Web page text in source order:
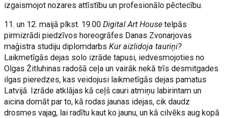
izgaismojot nozares attīstību un profesionālo pēctecību.
11. un 12. maijā plkst. 19.00Digital Art Housetelpās
pirmizrādi piedzīvos horeogrāfes Danas Zvonarjovas
maģistra studiju diplomdarbsKur aizlidoja tauriņi?
Laikmetīgās dejas solo izrāde tapusi, iedvesmojoties no
Olgas Žitluhinas radošā ceļa un vairāk nekā trīs desmitgades
ilgas pieredzes, kas veidojusi laikmetīgās dejas pamatus
Latvijā. Izrāde atklājas kā ceļš cauri atmiņu labirintam un
aicina domāt par to, kā rodas jaunas idejas, cik daudz
drosmes vajag, lai radītu kaut ko jaunu, un kā cilvēks aug kopā